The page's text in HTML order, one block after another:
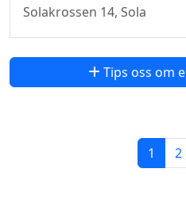
Solakrossen 14, Sola
Tips oss om
1 2